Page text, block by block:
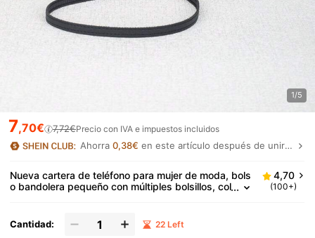
1/5
7,70€ 7,72€Precio con IVA e impuestos incluidos
Ahorra 0,38€ en este artículo después de unirte.
Nueva cartera de teléfono para mujer de moda, bols
o bandolera pequeño con múltiples bolsillos, col
4,70
(100+)
Cantidad: 22 Left